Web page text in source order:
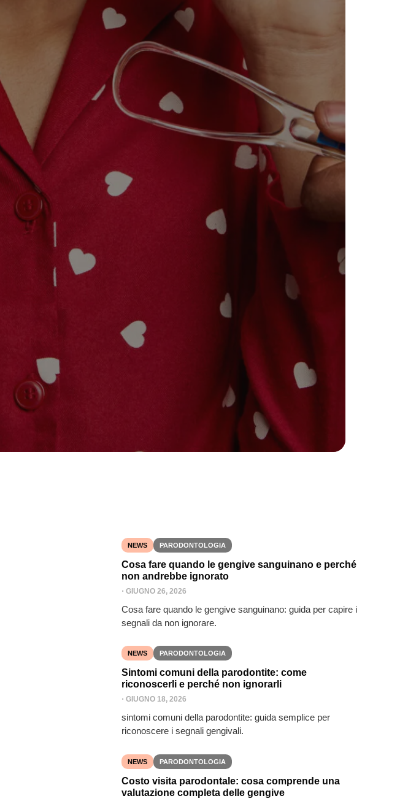
NEWS PARODONTOLOGIA
Cosa fare quando le gengive sanguinano e perché
non andrebbe ignorato
⋅ GIUGNO 26, 2026
Cosa fare quando le gengive sanguinano: guida per capire i
segnali da non ignorare.
NEWS PARODONTOLOGIA
Sintomi comuni della parodontite: come
riconoscerli e perché non ignorarli
⋅ GIUGNO 18, 2026
sintomi comuni della parodontite: guida semplice per
riconoscere i segnali gengivali.
NEWS PARODONTOLOGIA
Costo visita parodontale: cosa comprende una
valutazione completa delle gengive